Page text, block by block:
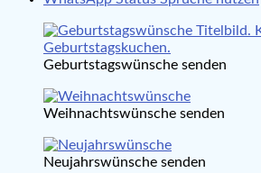
Geburtstagswünsche senden
Weihnachtswünsche senden
Neujahrswünsche senden